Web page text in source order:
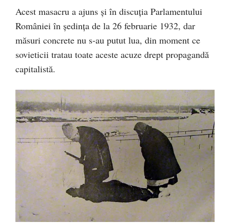
Acest masacru a ajuns şi în discuţia Parlamentului
României în şedinţa de la 26 februarie 1932, dar
măsuri concrete nu s-au putut lua, din moment ce
sovieticii tratau toate aceste acuze drept propagandă
capitalistă.